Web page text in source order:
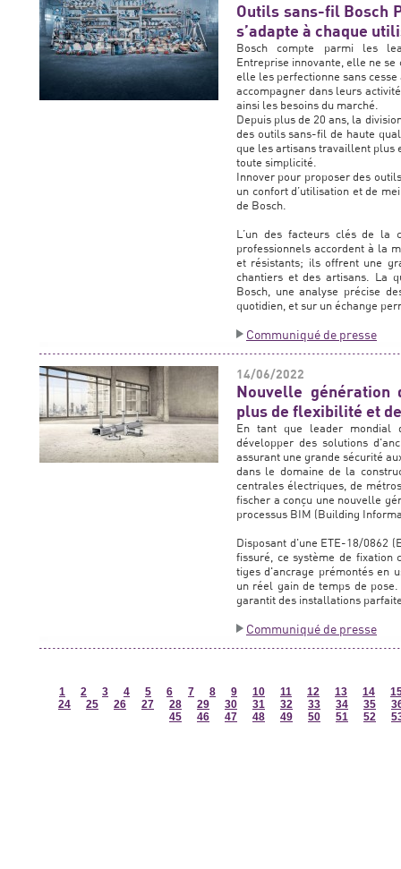
Outils sans-fil Bosch
s’adapte à chaque
Bosch compte parmi les
Entreprise innovante, elle ne se
elle les perfectionne sans
accompagner dans leurs
ainsi les besoins du marché.
Depuis plus de 20 ans, la
des outils sans-fil de haute
que les artisans travaillent plus
toute simplicité.
Innover pour proposer des
un confort d’utilisation et de
de Bosch.
L’un des facteurs clés de la
professionnels accordent à la
et résistants; ils offrent une
chantiers et des artisans. La
Bosch, une analyse précise
quotidien, et sur un échange
Communiqué de presse
14/06/2022
Nouvelle
plus de flexibilité et
En tant que leader mondial
développer des solutions
assurant une grande sécurité
dans le domaine de la
centrales électriques, de
fischer a conçu une nouvelle
processus BIM (Building
Disposant d'une ETE-18/0862
fissuré, ce système de fixation
tiges d'ancrage prémontés en
un réel gain de temps de
garantit des installations
Communiqué de presse
1 2 3 4 5 6 7 8 9 10 11 12 13 14
24
25 26 27 28 29 30 31 32 33 34 35
45
46 47 48 49 50 51 52